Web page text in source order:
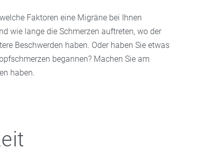
Faktoren eine Migräne bei Ihnen
wie lange die Schmerzen auftreten, wo der
Beschwerden haben. Oder haben Sie etwas
begannen? Machen Sie am
haben.